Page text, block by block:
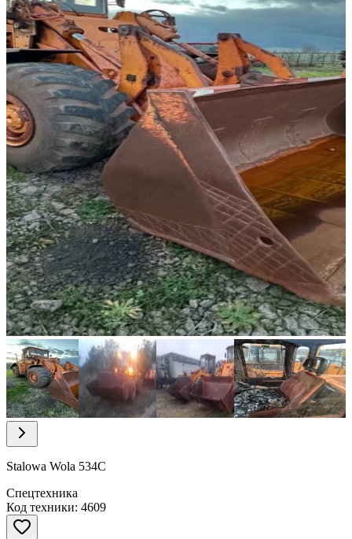
Item
1
of
22
Item
22
Stalowa Wola 534C
Спецтехника
Код техники: 4609